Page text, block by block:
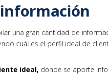
una gran cantidad de
cuál es el perfil ideal de
ideal, donde se aporte